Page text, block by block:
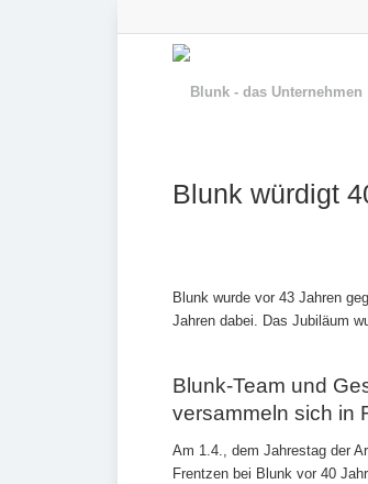
Blunk würdigt
Blunk wurde vor 43 Jahren
Jahren dabei. Das Jubiläum
Blunk-Team und
versammeln sich in
Am 1.4., dem Jahrestag der
Frentzen bei Blunk vor 40